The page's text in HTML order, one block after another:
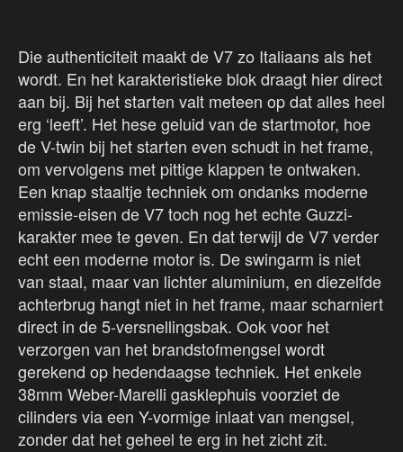
Die authenticiteit maakt de V7 zo Italiaans als het
wordt. En het karakteristieke blok draagt hier direct
aan bij. Bij het starten valt meteen op dat alles heel
erg ‘leeft’. Het hese geluid van de startmotor, hoe
de V-twin bij het starten even schudt in het frame,
om vervolgens met pittige klappen te ontwaken.
Een knap staaltje techniek om ondanks moderne
emissie-eisen de V7 toch nog het echte Guzzi-
karakter mee te geven. En dat terwijl de V7 verder
echt een moderne motor is. De swingarm is niet
van staal, maar van lichter aluminium, en diezelfde
achterbrug hangt niet in het frame, maar scharniert
direct in de 5-versnellingsbak. Ook voor het
verzorgen van het brandstofmengsel wordt
gerekend op hedendaagse techniek. Het enkele
38mm Weber-Marelli gasklephuis voorziet de
cilinders via een Y-vormige inlaat van mengsel,
zonder dat het geheel te erg in het zicht zit.